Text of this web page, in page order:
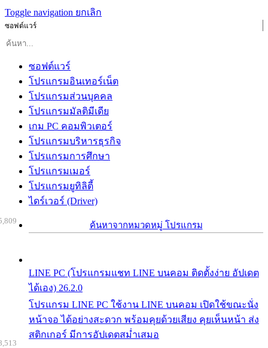
Toggle navigation ยกเลิก
ซอฟต์แวร์
ซอฟต์แวร์
โปรแกรมอินเทอร์เน็ต
โปรแกรมส่วนบุคคล
โปรแกรมมัลติมีเดีย
เกม PC คอมพิวเตอร์
โปรแกรมบริหารธุรกิจ
โปรแกรมการศึกษา
โปรแกรมเมอร์
โปรแกรมยูทิลิตี้
ไดร์เวอร์ (Driver)
ค้นหาจากหมวดหมู่ โปรแกรม
LINE PC (โปรแกรมแชท LINE บนคอม ติดตั้งง่าย อัปเดต
ได้เอง) 26.2.0
โปรแกรม LINE PC ใช้งาน LINE บนคอม เปิดใช้ขณะนั่ง
หน้าจอ ได้อย่างสะดวก พร้อมคุยด้วยเสียง คุยเห็นหน้า ส่ง
สติกเกอร์ มีการอัปเดตสม่ำเสมอ